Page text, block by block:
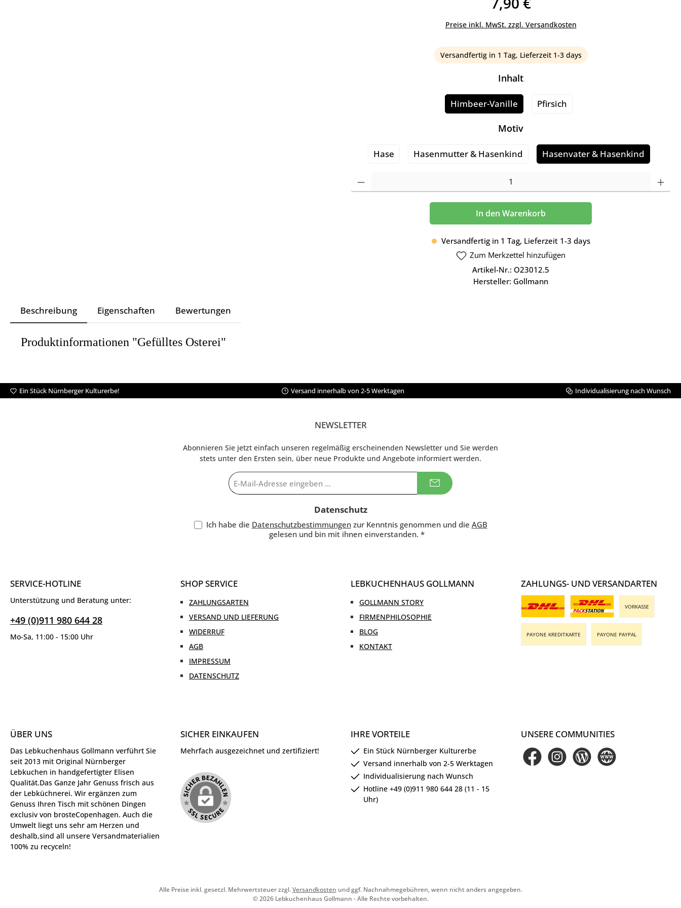
Preise inkl. MwSt. zzgl. Versandkosten
Versandfertig in 1 Tag, Lieferzeit 1-3 days
Versandfertig in 1 Tag, Lieferzeit 1-3 days
Inhaltauswählen
Himbeer-Vanille Pfirsich
Motivauswählen
Hase Hasenmutter & Hasenkind Hasenvater & Hasenkind
In den Warenkorb
Zum Merkzettel hinzufügen
Artikel-Nr.: O23012.5
Hersteller: Gollmann
Beschreibung Eigenschaften Bewertungen
Produktinformationen "Gefülltes Osterei"
Ein Stück Nürnberger Kulturerbe! Versand innerhalb von 2-5 Werktagen Individualisierung nach Wunsch
NEWSLETTER
Abonnieren Sie jetzt einfach unseren regelmäßig erscheinenden Newsletter und Sie werden
stets unter den Ersten sein, über neue Produkte und Angebote informiert werden.
E-
Mail-
Adresse
Datenschutz
Ich habe die Datenschutzbestimmungenzur Kenntnis genommen und die AGB
gelesen und bin mit ihnen einverstanden. *
SERVICE-HOTLINE
Unterstützung und Beratung unter:
+49 (0)911 980 644 28
Mo-Sa, 11:00 - 15:00 Uhr
SHOP SERVICE
ZAHLUNGSARTEN
VERSAND UND LIEFERUNG
WIDERRUF
AGB
IMPRESSUM
DATENSCHUTZ
LEBKUCHENHAUS GOLLMANN
GOLLMANN STORY
FIRMENPHILOSOPHIE
BLOG
KONTAKT
ZAHLUNGS- UND VERSANDARTEN
VORKASSE
PAYONE KREDITKARTE PAYONE PAYPAL
Benutzerdefiniertes Bild 1Benutzerdefiniertes Bild 2
ÜBER UNS
Das Lebkuchenhaus Gollmann verführt Sie
seit 2013 mit Original Nürnberger
Lebkuchen in handgefertigter Elisen
Qualität.Das Ganze Jahr Genuss frisch aus
der Lebküchnerei. Wir ergänzen zum
Genuss Ihren Tisch mit schönen Dingen
exclusiv von brosteCopenhagen. Auch die
Umwelt liegt uns sehr am Herzen und
deshalb,sind all unsere Versandmaterialien
100% zu recyceln!
SICHER EINKAUFEN
Mehrfach ausgezeichnet und zertifiziert!
IHRE VORTEILE
Ein Stück Nürnberger Kulturerbe
Versand innerhalb von 2-5 Werktagen
Individualisierung nach Wunsch
Hotline +49 (0)911 980 644 28 (11 - 15
Uhr)
UNSERE COMMUNITIES
FacebookInstagramBlog Website
Alle Preise inkl. gesetzl. Mehrwertsteuer zzgl.Versandkosten und ggf. Nachnahmegebühren, wenn nicht anders angegeben.
© 2026 Lebkuchenhaus Gollmann - Alle Rechte vorbehalten.